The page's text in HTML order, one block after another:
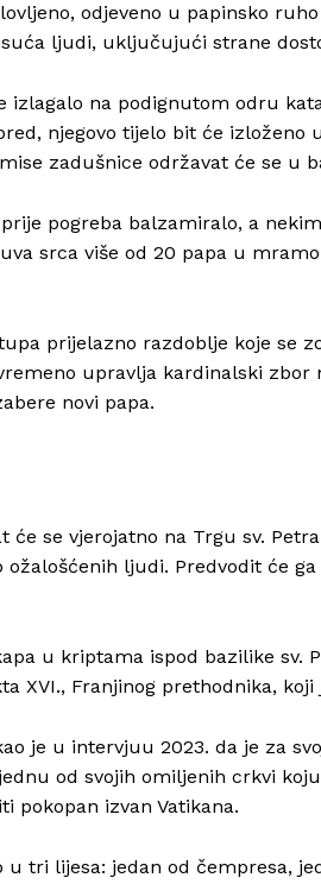
odjeveno u papinsko
ljudi, uključujući strane
izlagalo na podignutom odru
njegovo tijelo bit će
zadušnice održavat će se u
pogreba balzamiralo, a
srca više od 20 papa u
prijelazno razdoblje koje se
upravlja kardinalski
novi papa.
će se vjerojatno na Trgu sv.
ljudi. Predvodit će
u kriptama ispod bazilike sv.
XVI., Franjinog prethodnika,
je u intervjuu 2023. da je za
od svojih omiljenih crkvi
pokopan izvan Vatikana.
u tri lijesa: jedan od čempresa,